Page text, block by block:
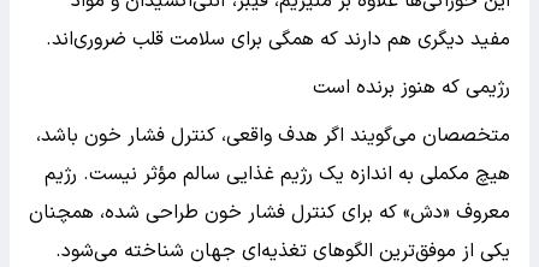
مفید دیگری هم دارند که همگی برای سلامت قلب ضروری‌اند.
رژیمی که هنوز برنده است
متخصصان می‌گویند اگر هدف واقعی، کنترل فشار خون باشد،
هیچ مکملی به اندازه یک رژیم غذایی سالم مؤثر نیست. رژیم
معروف «دش» که برای کنترل فشار خون طراحی شده، همچنان
یکی از موفق‌ترین الگوهای تغذیه‌ای جهان شناخته می‌شود.